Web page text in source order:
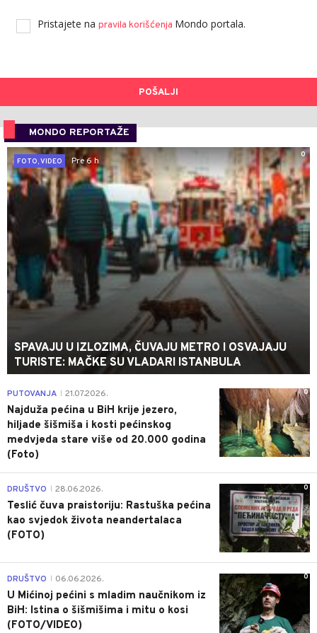
Pristajete na pravila korišćenja Mondo portala.
POŠALJI
MONDO REPORTAŽE
0
FOTO, VIDEO
Pre 6 h
SPAVAJU U IZLOZIMA, ČUVAJU METRO I OSVAJAJU
TURISTE: MAČKE SU VLADARI ISTANBULA
0
PUTOVANJA 21.07.2026.
Najduža pećina u BiH krije jezero,
hiljade šišmiša i kosti pećinskog
medvjeda stare više od 20.000 godina
(Foto)
0
DRUŠTVO 28.06.2026.
Teslić čuva praistoriju: Rastuška pećina
kao svjedok života neandertalaca
(FOTO)
0
DRUŠTVO 06.06.2026.
U Mićinoj pećini s mladim naučnikom iz
BiH: Istina o šišmišima i mitu o kosi
(FOTO/VIDEO)